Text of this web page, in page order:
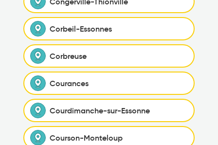
Corbeil-Essonnes
Corbreuse
Courances
Courdimanche-sur-Essonne
Courson-Monteloup